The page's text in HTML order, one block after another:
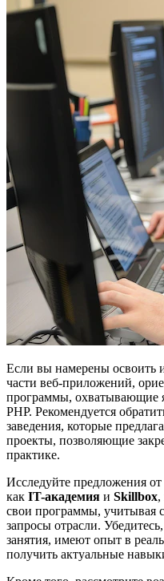
Если вы намерены освоить
части веб-приложений,
программы, охватывающие
PHP. Рекомендуется
заведения, которые
проекты, позволяющие
практике.
Исследуйте предложения
как IT-академия и Skillbox,
свои программы, учитывая
запросы отрасли.
занятия, имеют опыт в
получить актуальные